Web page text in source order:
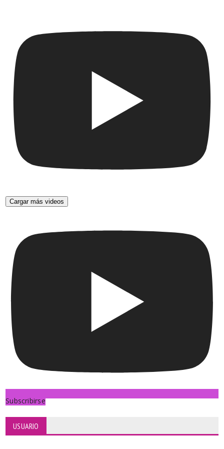
Cargar más videos
Subscribirse
USUARIO